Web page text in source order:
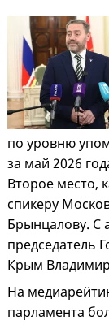
по уровню
за май 2026
Второе место,
спикеру
Брынцалову. С
председатель
Крым
На
парламента